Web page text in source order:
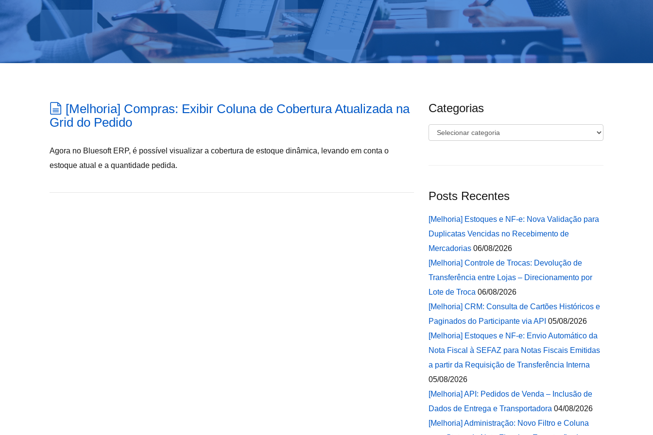
[Melhoria] Compras: Exibir Coluna de Cobertura Atualizada na
Grid do Pedido
Agora no Bluesoft ERP, é possível visualizar a cobertura de estoque dinâmica, levando em conta o
estoque atual e a quantidade pedida.
Categorias
Categorias
Posts Recentes
[Melhoria] Estoques e NF-e: Nova Validação para
Duplicatas Vencidas no Recebimento de
Mercadorias 06/08/2026
[Melhoria] Controle de Trocas: Devolução de
Transferência entre Lojas – Direcionamento por
Lote de Troca 06/08/2026
[Melhoria] CRM: Consulta de Cartões Históricos e
Paginados do Participante via API 05/08/2026
[Melhoria] Estoques e NF-e: Envio Automático da
Nota Fiscal à SEFAZ para Notas Fiscais Emitidas
a partir da Requisição de Transferência Interna
05/08/2026
[Melhoria] API: Pedidos de Venda – Inclusão de
Dados de Entrega e Transportadora 04/08/2026
[Melhoria] Administração: Novo Filtro e Coluna